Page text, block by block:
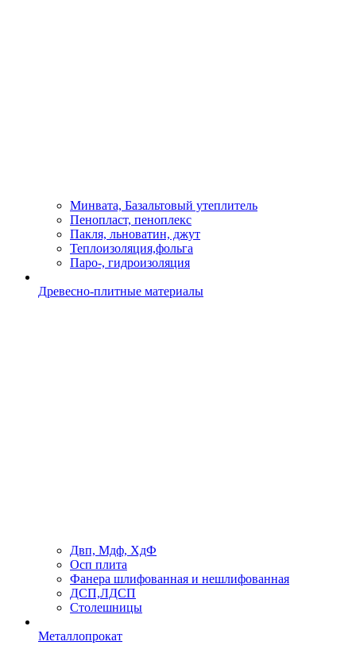
Минвата, Базальтовый утеплитель
Пенопласт, пеноплекс
Пакля, льноватин, джут
Теплоизоляция,фольга
Паро-, гидроизоляция
Древесно-плитные материалы
Двп, Мдф, ХдФ
Осп плита
Фанера шлифованная и нешлифованная
ДСП,ЛДСП
Столешницы
Металлопрокат